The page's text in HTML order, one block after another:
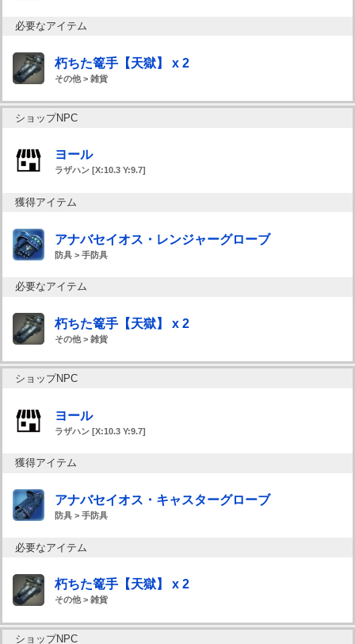
必要なアイテム
朽ちた篭手【天獄】 x 2
その他 > 雑貨
ショップNPC
ヨール
ラザハン [X:10.3 Y:9.7]
獲得アイテム
アナバセイオス・レンジャーグローブ
防具 > 手防具
必要なアイテム
朽ちた篭手【天獄】 x 2
その他 > 雑貨
ショップNPC
ヨール
ラザハン [X:10.3 Y:9.7]
獲得アイテム
アナバセイオス・キャスターグローブ
防具 > 手防具
必要なアイテム
朽ちた篭手【天獄】 x 2
その他 > 雑貨
ショップNPC